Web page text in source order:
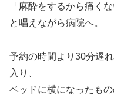
「麻酔をするから痛く
と唱えながら病院へ。
予約の時間より30分遅
入り、
ベッドに横になったも